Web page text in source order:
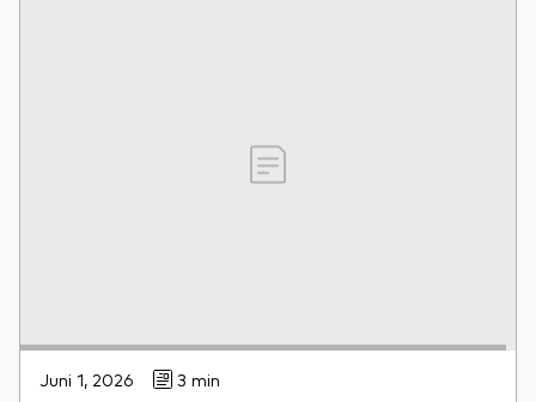
Juni 1, 2026 3 min